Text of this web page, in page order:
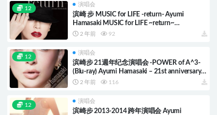
12
演唱会
滨崎 步 MUSIC for LIFE -return- Ayumi
Hamasaki MUSIC for LIFE ~return~
[2021.09.08]
2 年前 92
12
演唱会
滨崎步 21週年纪念演唱会 -POWER of A^3-
(Blu-ray) Ayumi Hamasaki – 21st anniversary -
POWER of A^3-
2 年前 116
12
演唱会
滨崎步 2013-2014 跨年演唱会 Ayumi